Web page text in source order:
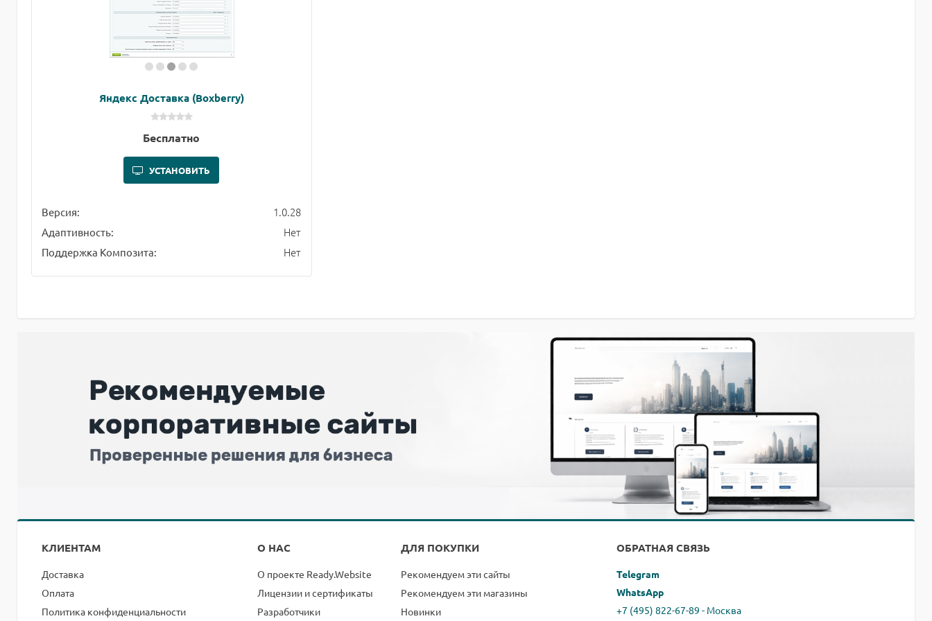
Яндекс Доставка (Boxberry)
Бесплатно
УСТАНОВИТЬ
Версия: 1.0.28
Адаптивность: Нет
Поддержка Композита: Нет
КЛИЕНТАМ О НАС ДЛЯ ПОКУПКИ ОБРАТНАЯ СВЯЗЬ
Доставка
Оплата
Политика конфиденциальности
О проекте Ready.Website
Лицензии и сертификаты
Разработчики
Рекомендуем эти сайты
Рекомендуем эти магазины
Новинки
Telegram
WhatsApp
+7 (495) 822-67-89 - Москва